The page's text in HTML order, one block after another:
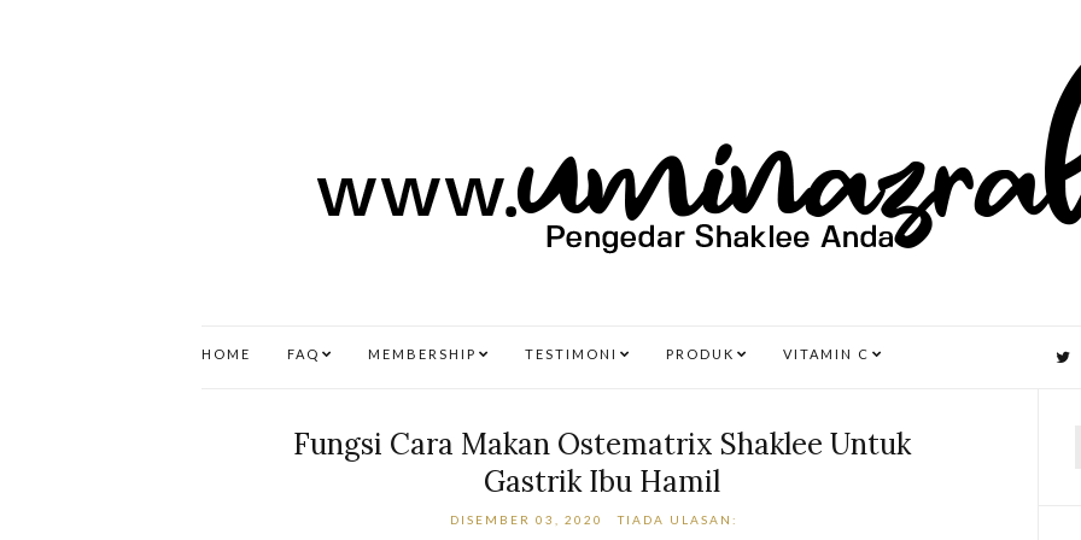
HOME FAQ MEMBERSHIP TESTIMONI PRODUK VITAMIN C
Fungsi Cara Makan Ostematrix Shaklee Untuk
Gastrik Ibu Hamil
DISEMBER 03, 2020 TIADA ULASAN: